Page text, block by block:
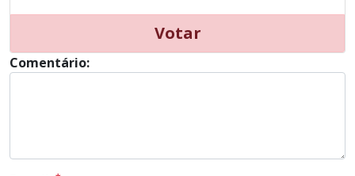
Votar
Comentário: